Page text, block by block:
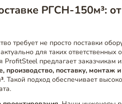
РГСН-150м³:
требует не просто поставки
для таких ответственных
ProfitSteel предлагает заказчикам
производство, поставку, монтаж
. Такой подход обеспечивает